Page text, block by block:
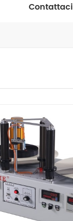
Contattaci